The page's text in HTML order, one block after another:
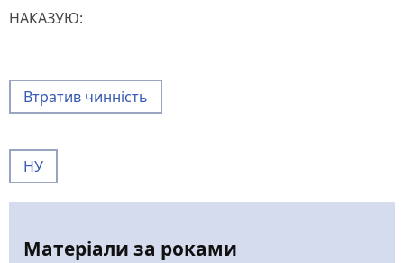
НАКАЗУЮ:
Втратив чинність
НУ
Матеріали за роками